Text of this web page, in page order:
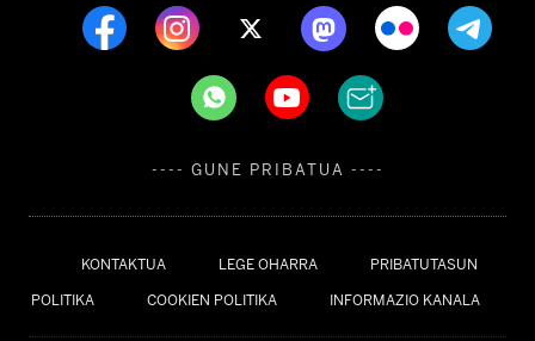
KONTAKTUA LEGE OHARRA PRIBATUTASUN
POLITIKA COOKIEN POLITIKA INFORMAZIO KANALA
---- GUNE PRIBATUA ----